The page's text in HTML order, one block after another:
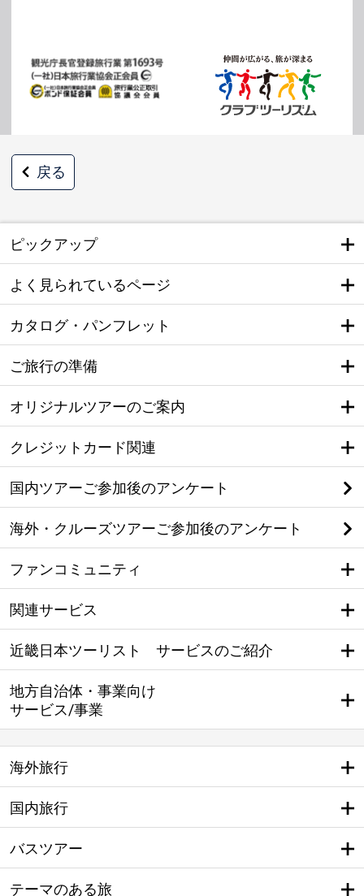
戻る
ピックアップ
よく見られているページ
カタログ・パンフレット
ご旅行の準備
オリジナルツアーのご案内
クレジットカード関連
国内ツアーご参加後のアンケート
海外・クルーズツアーご参加後のアンケート
ファンコミュニティ
関連サービス
近畿日本ツーリスト サービスのご紹介
地方自治体・事業向け
サービス/事業
海外旅行
国内旅行
バスツアー
テーマのある旅